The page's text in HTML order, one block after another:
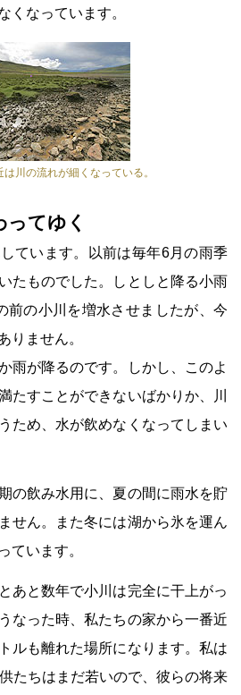
くなっています。
川の流れが細くなっている。
てゆく
ています。以前は毎年6月の雨季
たものでした。しとしと降る小雨
前の小川を増水させましたが、今
りません。
雨が降るのです。しかし、このよ
たすことができないばかりか、川
ため、水が飲めなくなってしまい
の飲み水用に、夏の間に雨水を貯
せん。また冬には湖から氷を運ん
ています。
あと数年で小川は完全に干上がっ
なった時、私たちの家から一番近
ルも離れた場所になります。私は
たちはまだ若いので、彼らの将来